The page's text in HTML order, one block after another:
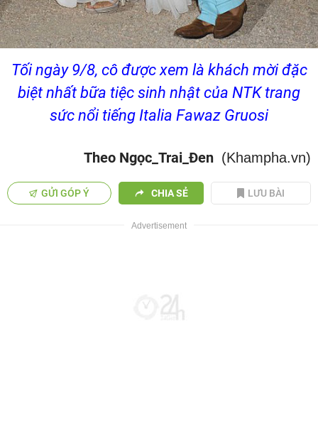
Tối ngày 9/8, cô được xem là khách mời đặc
biệt nhất bữa tiệc sinh nhật của NTK trang
sức nổi tiếng Italia Fawaz Gruosi
Theo Ngọc_Trai_Đen (Khampha.vn)
GỬI GÓP Ý CHIA SẺ LƯU BÀI